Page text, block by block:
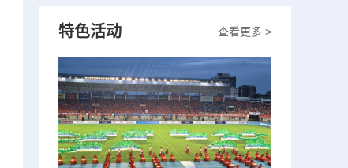
查看更多 >
特色活动